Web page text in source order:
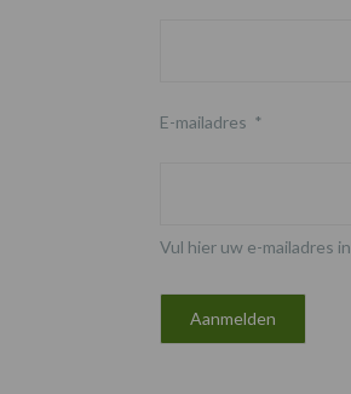
E-mailadres *
Vul hier uw e-mailadres in